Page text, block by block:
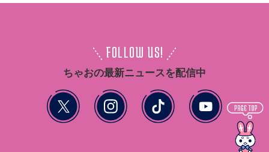
FOLLOW US!
ちゃおの最新ニュースを配信中